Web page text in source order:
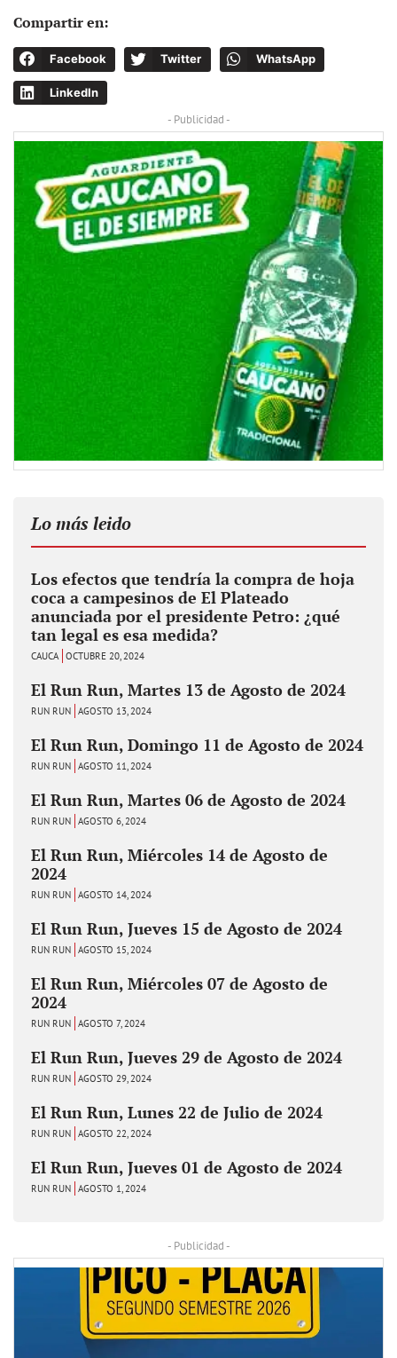
Compartir en:
Facebook Twitter WhatsApp
LinkedIn
- Publicidad -
Lo más leido
Los efectos que tendría la compra de hoja
coca a campesinos de El Plateado
anunciada por el presidente Petro: ¿qué
tan legal es esa medida?
CAUCA OCTUBRE 20, 2024
El Run Run, Martes 13 de Agosto de 2024
RUN RUN AGOSTO 13, 2024
El Run Run, Domingo 11 de Agosto de 2024
RUN RUN AGOSTO 11, 2024
El Run Run, Martes 06 de Agosto de 2024
RUN RUN AGOSTO 6, 2024
El Run Run, Miércoles 14 de Agosto de
2024
RUN RUN AGOSTO 14, 2024
El Run Run, Jueves 15 de Agosto de 2024
RUN RUN AGOSTO 15, 2024
El Run Run, Miércoles 07 de Agosto de
2024
RUN RUN AGOSTO 7, 2024
El Run Run, Jueves 29 de Agosto de 2024
RUN RUN AGOSTO 29, 2024
El Run Run, Lunes 22 de Julio de 2024
RUN RUN AGOSTO 22, 2024
El Run Run, Jueves 01 de Agosto de 2024
RUN RUN AGOSTO 1, 2024
- Publicidad -